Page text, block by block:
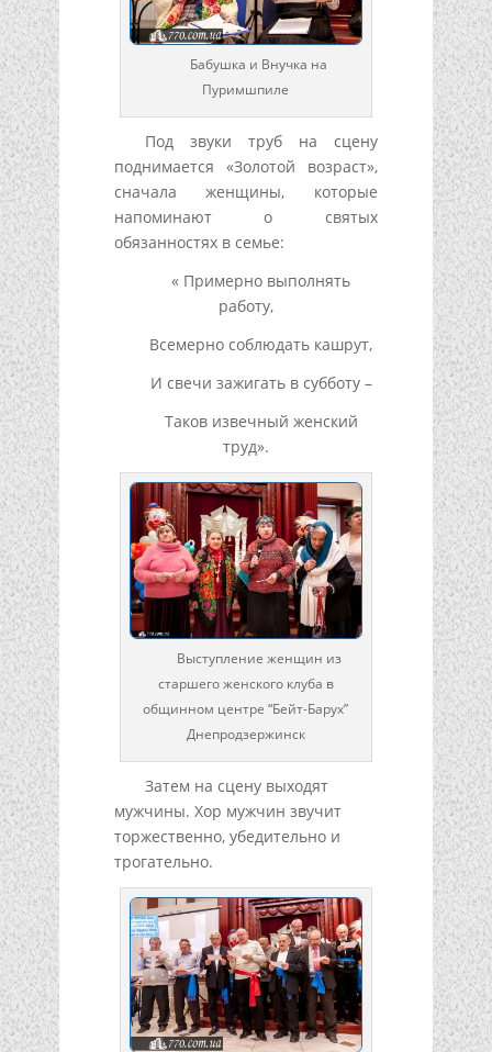
Бабушка и Внучка на
Пуримшпиле
Под звуки труб на сцену
поднимается «Золотой возраст»,
сначала женщины, которые
напоминают о святых
обязанностях в семье:
« Примерно выполнять
работу,
Всемерно соблюдать кашрут,
И свечи зажигать в субботу –
Таков извечный женский
труд».
Выступление женщин из
старшего женского клуба в
общинном центре “Бейт-Барух”
Днепродзержинск
Затем на сцену выходят
мужчины. Хор мужчин звучит
торжественно, убедительно и
трогательно.